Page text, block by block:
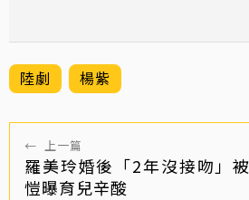
陸劇 楊紫
← 上一篇
羅美玲婚後「2年沒接吻」
愷曝育兒辛酸